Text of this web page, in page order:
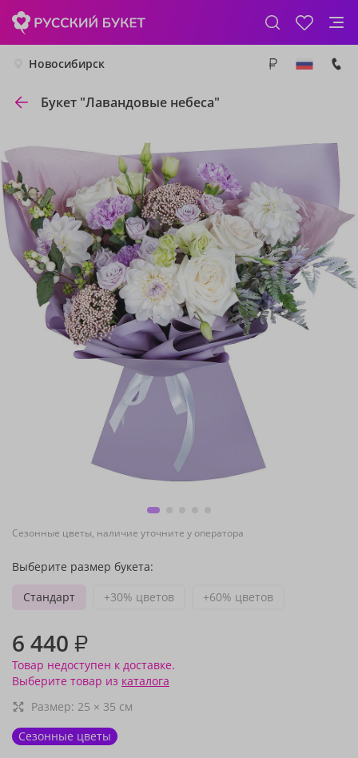
Новосибирск
Букет "Лавандовые небеса"
Сезонные цветы, наличие уточните у оператора
Выберите размер букета:
Стандарт
+30% цветов +60% цветов
6 440 ₽
Товар недоступен к доставке.
Выберите товар из каталога
Размер: 25 × 35 см
Сезонные цветы